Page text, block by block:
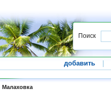
Поиск
добавить
Малаховка